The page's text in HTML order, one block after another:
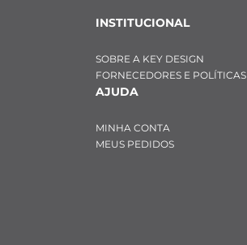
INSTITUCIONAL
SOBRE A KEY DESIGN
FORNECEDORES E POLÍTICAS
AJUDA
MINHA CONTA
MEUS PEDIDOS